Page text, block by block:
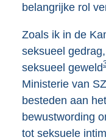
belangrijke rol
Zoals ik in de
seksueel
seksueel geweld
Ministerie van
besteden aan
bewustwording
tot seksuele